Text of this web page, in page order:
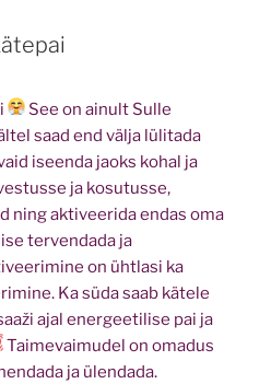
See on ainult Sulle
saad end välja lülitada
iseenda jaoks kohal ja
ja kosutusse,
ning aktiveerida endas oma
tervendada ja
on ühtlasi ka
Ka süda saab kätele
ajal energeetilise pai ja
Taimevaimudel on omadus
ja ülendada.